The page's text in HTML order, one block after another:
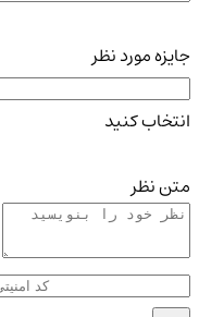
جایزه مورد نظر
انتخاب کنید
متن نظر